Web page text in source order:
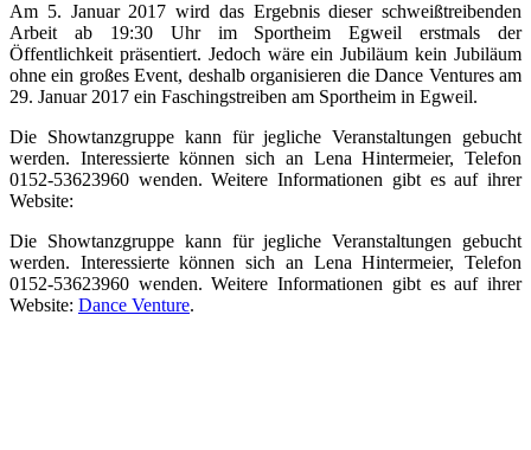
Am 5. Januar 2017 wird das Ergebnis dieser schweißtreibenden
Arbeit ab 19:30 Uhr im Sportheim Egweil erstmals der
Öffentlichkeit präsentiert. Jedoch wäre ein Jubiläum kein Jubiläum
ohne ein großes Event, deshalb organisieren die Dance Ventures am
29. Januar 2017 ein Faschingstreiben am Sportheim in Egweil.
Die Showtanzgruppe kann für jegliche Veranstaltungen gebucht
werden. Interessierte können sich an Lena Hintermeier, Telefon
0152-53623960 wenden. Weitere Informationen gibt es auf ihrer
Website:
Die Showtanzgruppe kann für jegliche Veranstaltungen gebucht
werden. Interessierte können sich an Lena Hintermeier, Telefon
0152-53623960 wenden. Weitere Informationen gibt es auf ihrer
Website: Dance Venture.